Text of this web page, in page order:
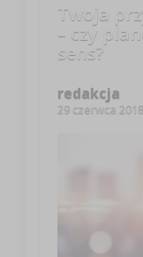
Twoja
– czy
sens?
redakcja
29 czerwca 2018